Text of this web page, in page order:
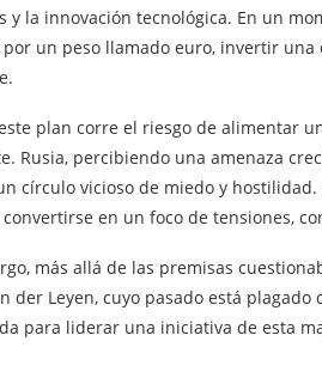
y la innovación tecnológica. En un
un peso llamado euro, invertir
plan corre el riesgo de alimentar
Rusia, percibiendo una amenaza
círculo vicioso de miedo y
en un foco de tensiones,
más allá de las premisas
der Leyen, cuyo pasado está
para liderar una iniciativa de esta